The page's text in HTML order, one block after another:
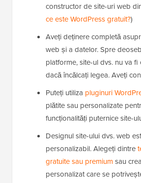
constructor de site-uri web
ce este WordPress gratuit?)
Aveți deținere completă
web și a datelor. Spre
platforme, site-ul dvs. nu va fi
dacă încălcați legea. Aveți
Puteți utiliza pluginuri
plătite sau personalizate
funcționalități puternice site-
Designul site-ului dvs. web
personalizabil. Alegeți dintre
gratuite sau premium sau
personalizat care se